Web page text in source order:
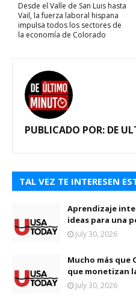
Desde el Valle de San Luis hasta
Vail, la fuerza laboral hispana
impulsa todos los sectores de
la economía de Colorado
PUBLICADO POR: DE
TAL VEZ TE INTERESEN
Aprendizaje
ideas para una
July 30, 2026
Mucho más
que monetizan
July 30, 2026